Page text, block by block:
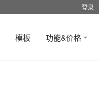
登录
模板 功能&价格